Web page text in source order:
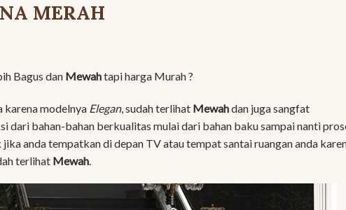
MERAH
Bagus dan Mewahtapi harga Murah ?
karena modelnya Elegan, sudah terlihat Mewahdan juga sangfat
dari bahan-bahan berkualitas mulai dari bahan baku sampai nanti
anda tempatkan di depan TV atau tempat santai ruangan anda
terlihat Mewah